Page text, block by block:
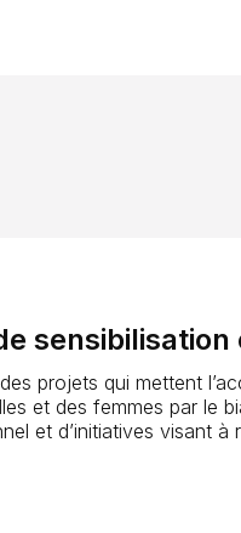
projets qui mettent
et des femmes par le
et d’initiatives visant